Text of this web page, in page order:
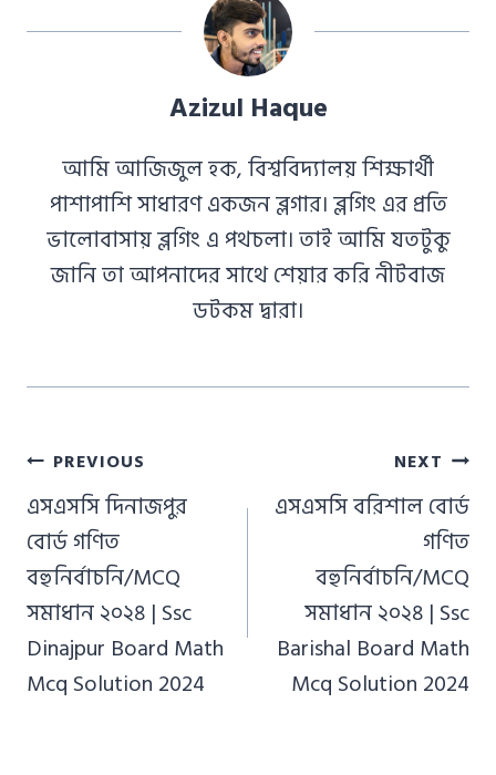
Azizul Haque
আমি আজিজুল হক, বিশ্ববিদ্যালয় শিক্ষার্থী
পাশাপাশি সাধারণ একজন ব্লগার। ব্লগিং এর প্রতি
ভালোবাসায় ব্লগিং এ পথচলা। তাই আমি যতটুকু
জানি তা আপনাদের সাথে শেয়ার করি নীটবাজ
ডটকম দ্বারা।
Post
navigation
PREVIOUS
এসএসসি দিনাজপুর
বোর্ড গণিত
বহুনির্বাচনি/MCQ
সমাধান ২০২৪ | Ssc
Dinajpur Board Math
Mcq Solution 2024
NEXT
এসএসসি বরিশাল বোর্ড
গণিত
বহুনির্বাচনি/MCQ
সমাধান ২০২৪ | Ssc
Barishal Board Math
Mcq Solution 2024